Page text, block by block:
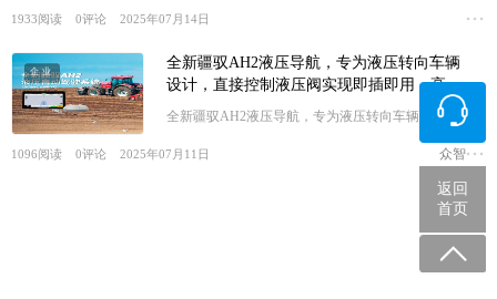
1933阅读 0评论 2025年07月14日
企业
全新疆驭AH2液压导航，专为液压转向车辆
设计，直接控制液压阀实现即插即用，高端
拖拉机智能CP ！
全新疆驭AH2液压导航，专为液压转向车辆设计，直接
控制液压阀实现即插即用，高端拖拉机智能CP ！
1096阅读 0评论 2025年07月11日 众智
返回
首页